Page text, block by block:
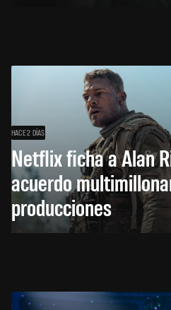
HACE 2 DÍAS
Netflix ficha a Alan
acuerdo
producciones